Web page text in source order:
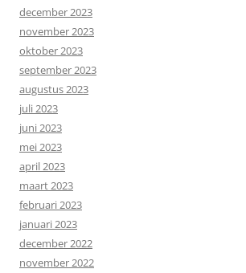
december 2023
november 2023
oktober 2023
september 2023
augustus 2023
juli 2023
juni 2023
mei 2023
april 2023
maart 2023
februari 2023
januari 2023
december 2022
november 2022